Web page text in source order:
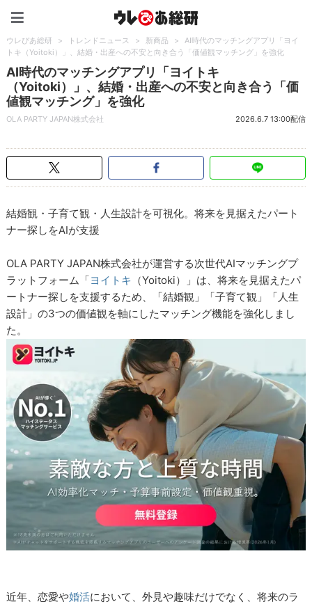
ウレぴあ総研 > トレンドニュース > 新商品 >
AI時代のマッチングアプリ「ヨイ
トキ（Yoitoki）」、結婚・出産への不安と向き合う「価値観マッチング」を強化
AI時代のマッチングアプリ「ヨイトキ
（Yoitoki）」、結婚・出産への不安と向き合う「価
値観マッチング」を強化
OLA PARTY JAPAN株式会社 2026.6.7 13:00配信
結婚観・子育て観・人生設計を可視化。将来を見据えたパート
ナー探しをAIが支援
OLA PARTY JAPAN株式会社が運営する次世代AIマッチングプ
ラットフォーム「ヨイトキ （Yoitoki）」は、将来を見据えたパ
ートナー探しを支援するため、「結婚観」「子育て観」「人生
設計」の3つの価値観を軸にしたマッチング機能を強化しまし
た。
近年、恋愛や婚活において、外見や趣味だけでなく、将来のラ